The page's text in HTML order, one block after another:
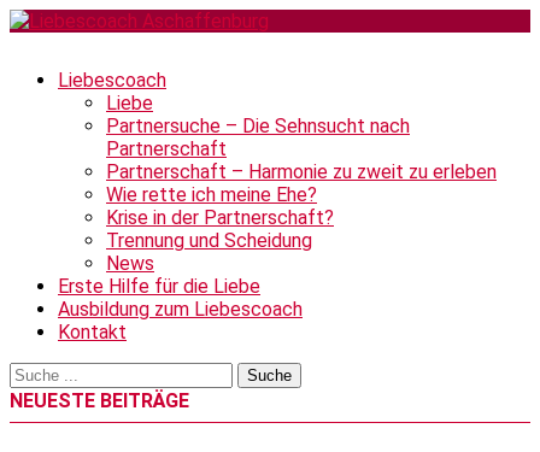
Liebescoach
Liebe
Partnersuche – Die Sehnsucht nach
Partnerschaft
Partnerschaft – Harmonie zu zweit zu erleben
Wie rette ich meine Ehe?
Krise in der Partnerschaft?
Trennung und Scheidung
News
Erste Hilfe für die Liebe
Ausbildung zum Liebescoach
Kontakt
NEUESTE BEITRÄGE